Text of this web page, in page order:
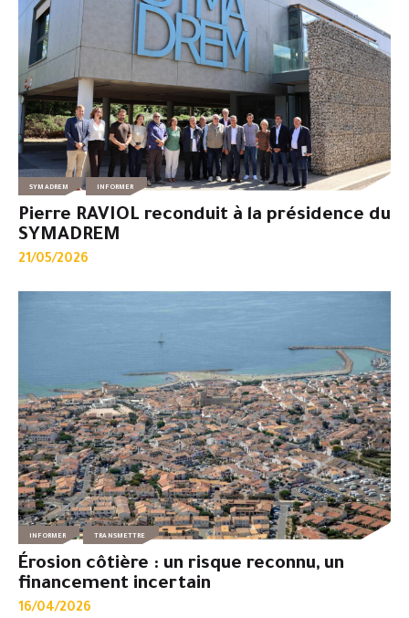
SYMADREM INFORMER
Pierre RAVIOL reconduit à la présidence du
SYMADREM
21/05/2026
INFORMER TRANSMETTRE
Érosion côtière : un risque reconnu, un
financement incertain
16/04/2026